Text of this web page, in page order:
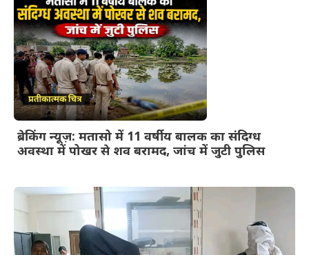
ब्रेकिंग न्यूज़: मतासो में 11 वर्षीय बालक का संदिग्ध
अवस्था में पोखर से शव बरामद, जांच में जुटी पुलिस